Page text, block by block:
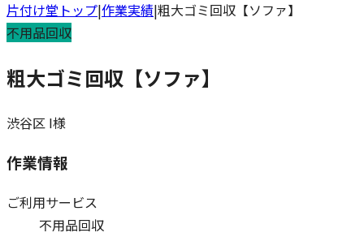
片付け堂トップ|作業実績|粗大ゴミ回収【ソファ】
不用品回収
粗大ゴミ回収【ソファ】
渋谷区 I様
作業情報
ご利用サービス
不用品回収